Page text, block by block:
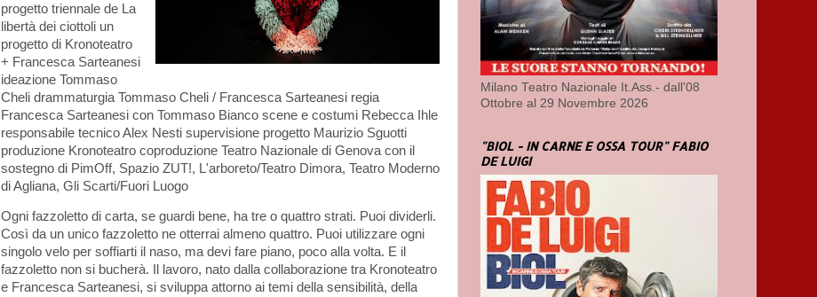
progetto triennale de La
libertà dei ciottoli un
progetto di Kronoteatro
+ Francesca Sarteanesi
ideazione Tommaso
Cheli drammaturgia Tommaso Cheli / Francesca Sarteanesi regia
Francesca Sarteanesi con Tommaso Bianco scene e costumi Rebecca Ihle
responsabile tecnico Alex Nesti supervisione progetto Maurizio Sguotti
produzione Kronoteatro coproduzione Teatro Nazionale di Genova con il
sostegno di PimOff, Spazio ZUT!, L'arboreto/Teatro Dimora, Teatro Moderno
di Agliana, Gli Scarti/Fuori Luogo
Ogni fazzoletto di carta, se guardi bene, ha tre o quattro strati. Puoi dividerli.
Così da un unico fazzoletto ne otterrai almeno quattro. Puoi utilizzare ogni
singolo velo per soffiarti il naso, ma devi fare piano, poco alla volta. E il
fazzoletto non si bucherà. Il lavoro, nato dalla collaborazione tra Kronoteatro
e Francesca Sarteanesi, si sviluppa attorno ai temi della sensibilità, della
Milano Teatro Nazionale It.Ass.- dall'08
Ottobre al 29 Novembre 2026
"BIOL - IN CARNE E OSSA TOUR" FABIO
DE LUIGI